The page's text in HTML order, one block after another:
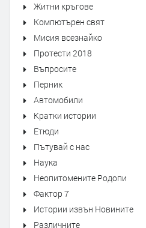
Житни кръгове
Компютърен свят
Мисия всезнайко
Протести 2018
Въпросите
Перник
Автомобили
Кратки истории
Етюди
Пътувай с нас
Наука
Неопитомените Родопи
Фактор 7
Истории извън Новините
Различните